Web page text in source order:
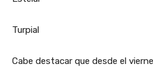
Turpial
Cabe destacar que desde el